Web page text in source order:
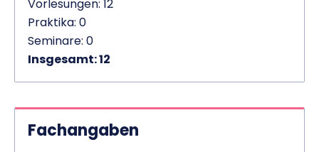
Vorlesungen: 12
Praktika: 0
Seminare: 0
Insgesamt: 12
Fachangaben